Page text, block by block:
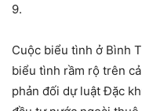
9.
Cuộc biểu tình ở Bình
biểu tình rầm rộ trên
phản đối dự luật Đặc